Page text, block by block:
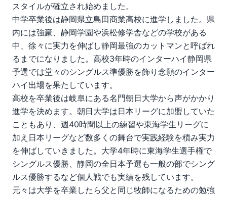
スタイルが確立され始めました。
中学卒業後は静岡県立島田商業高校に進学しました。県
内には強豪、静岡学園や浜松修学舎などの学校がある
中、徐々に実力を伸ばし静岡最強のカットマンと呼ばれ
るまでになりました。高校3年時のインターハイ静岡県
予選では堂々のシングルス準優勝を飾り念願のインター
ハイ出場を果たしています。
高校を卒業後は岐阜にある名門朝日大学から声がかかり
進学を決めます。朝日大学は日本リーグに加盟していた
こともあり、週40時間以上の練習や東海学生リーグに
加え日本リーグなど数多くの舞台で実践経験を積み実力
を伸ばしていきました。大学4年時に東海学生選手権で
シングルス優勝、静岡の全日本予選も一般の部でシング
ルス優勝するなど個人戦でも実績を残しています。
元々は大学を卒業したら父と同じ牧師になるための勉強